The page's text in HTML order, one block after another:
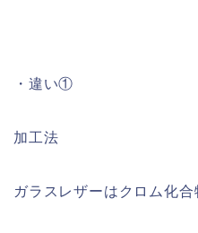
・ 違い①
加工法
ガラスレザーはクロム化合